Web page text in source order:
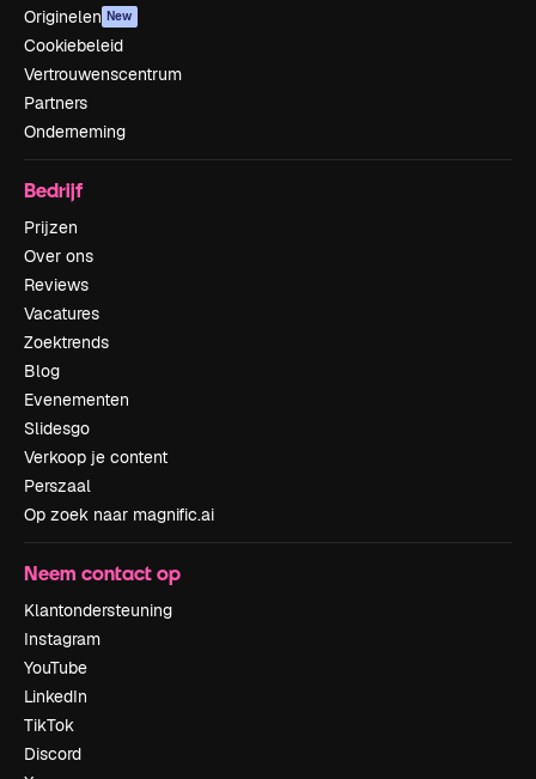
Originelen New
Cookiebeleid
Vertrouwenscentrum
Partners
Onderneming
Bedrijf
Prijzen
Over ons
Reviews
Vacatures
Zoektrends
Blog
Evenementen
Slidesgo
Verkoop je content
Perszaal
Op zoek naar magnific.ai
Neem contact op
Klantondersteuning
Instagram
YouTube
LinkedIn
TikTok
Discord